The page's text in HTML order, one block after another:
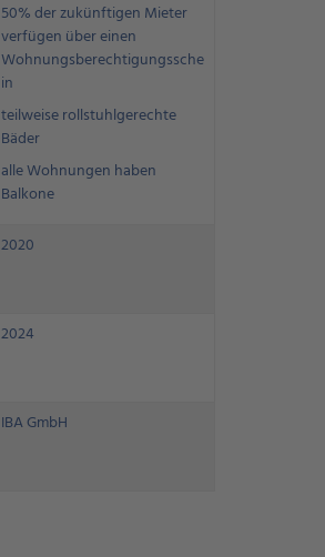
50% der zukünftigen Mieter
verfügen über einen
Wohnungsberechtigungssche
in
teilweise rollstuhlgerechte
Bäder
alle Wohnungen haben
Balkone
2020
2024
IBA GmbH